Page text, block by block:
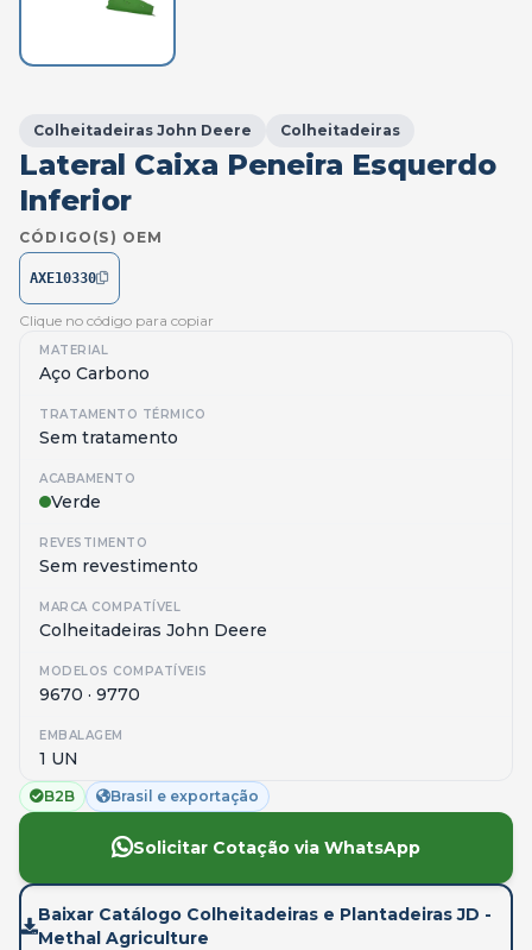
Colheitadeiras John Deere Colheitadeiras
Lateral Caixa Peneira Esquerdo
Inferior
CÓDIGO(S) OEM
AXE10330
Clique no código para copiar
MATERIAL
Aço Carbono
TRATAMENTO TÉRMICO
Sem tratamento
ACABAMENTO
Verde
REVESTIMENTO
Sem revestimento
MARCA COMPATÍVEL
Colheitadeiras John Deere
MODELOS COMPATÍVEIS
9670 · 9770
EMBALAGEM
1 UN
B2B Brasil e exportação
Solicitar Cotação via WhatsApp
Baixar Catálogo Colheitadeiras e Plantadeiras JD -
Methal Agriculture